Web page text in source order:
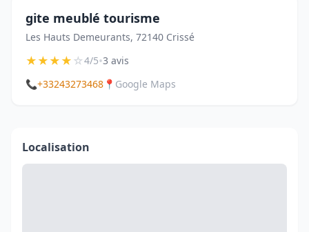
gite meublé tourisme
Les Hauts Demeurants, 72140 Crissé
★★★★☆4/5•3 avis
📞+33243273468 📍 Google Maps
Localisation